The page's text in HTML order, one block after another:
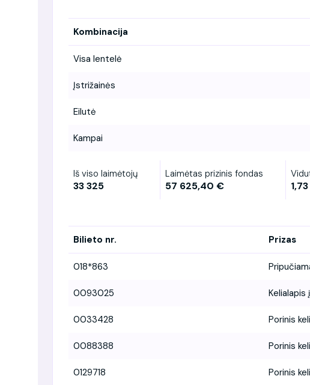
Kombinacija
Visa lentelė
Įstrižainės
Eilutė
Kampai
Iš viso laimėtojų
33 325
Laimėtas prizinis fondas
57 625,40 €
Bilieto nr. Prizas
018*863
0093025 Kelialapis
0033428 Porinis
0088388 Porinis
0129718 Porinis